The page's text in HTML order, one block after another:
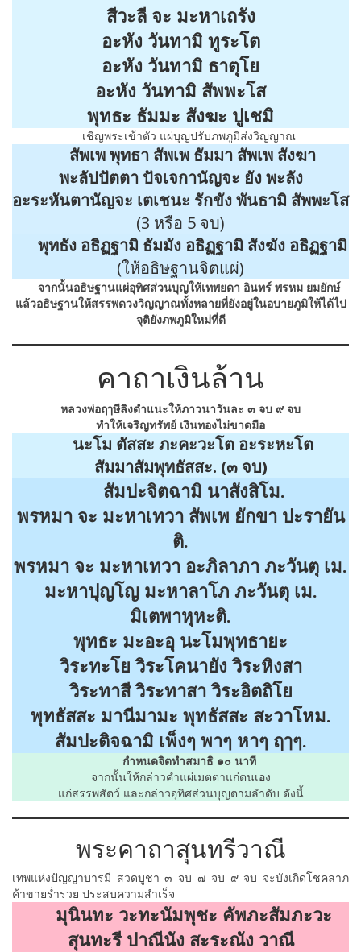
สีวะลี จะ มะหาเถรัง
อะหัง วันทามิ ทูระโต
อะหัง วันทามิ ธาตุโย
อะหัง วันทามิ สัพพะโส
พุทธะ ธัมมะ สังฆะ ปูเชมิ
เชิญพระเข้าตัว แผ่บุญปรับภพภูมิส่งวิญญาณ
สัพเพ พุทธา สัพเพ ธัมมา สัพเพ สังฆา
พะลัปปัตตา ปัจเจกานัญจะ ยัง พะลัง
อะระหันตานัญจะ เตเชนะ รักขัง พันธามิ สัพพะโส
(3 หรือ 5 จบ)
พุทธัง อธิฏฐามิ ธัมมัง อธิฏฐามิ สังฆัง อธิฏฐามิ
(ให้อธิษฐานจิตแผ่)
จากนั้นอธิษฐานแผ่อุทิศส่วนบุญให้เทพยดา อินทร์ พรหม ยมยักษ์
แล้วอธิษฐานให้สรรพดวงวิญญาณทั้งหลายที่ยังอยู่ในอบายภูมิให้ได้ไป
จุติยังภพภูมิใหม่ที่ดี
คาถาเงินล้าน
หลวงพ่อฤๅษีลิงดำแนะให้ภาวนาวันละ ๓ จบ ๙ จบ
ทำให้เจริญทรัพย์ เงินทองไม่ขาดมือ
นะโม ตัสสะ ภะคะวะโต อะระหะโต
สัมมาสัมพุทธัสสะ. (๓ จบ)
สัมปะจิตฉามิ นาสังสิโม.
พรหมา จะ มะหาเทวา สัพเพ ยักขา ปะรายัน
ติ.
พรหมา จะ มะหาเทวา อะภิลาภา ภะวันตุ เม.
มะหาปุญโญ มะหาลาโภ ภะวันตุ เม.
มิเตพาหุหะติ.
พุทธะ มะอะอุ นะโมพุทธายะ
วิระทะโย วิระโคนายัง วิระหิงสา
วิระทาสี วิระทาสา วิระอิตถิโย
พุทธัสสะ มานีมามะ พุทธัสสะ สะวาโหม.
สัมปะติจฉามิ เพ็งๆ พาๆ หาๆ ฤๅๆ.
กำหนดจิตทำสมาธิ ๑๐ นาที
จากนั้นให้กล่าวคำแผ่เมตตาแก่ตนเอง
แก่สรรพสัตว์ และกล่าวอุทิศส่วนบุญตามลำดับ ดังนี้
พระคาถาสุนทรีวาณี
เทพแห่งปัญญาบารมี สวดบูชา ๓ จบ ๗ จบ ๙ จบ จะบังเกิดโชคลาภ
ค้าขายร่ำรวย ประสบความสำเร็จ
มุนินทะ วะทะนัมพุชะ คัพภะสัมภะวะ
สุนทะรี ปาณีนัง สะระณัง วาณี